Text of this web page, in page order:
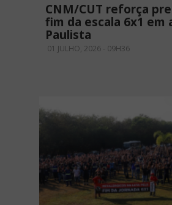
CNM/CUT reforça
fim da escala 6x1 em
Paulista
01 JULHO, 2026 - 09H36